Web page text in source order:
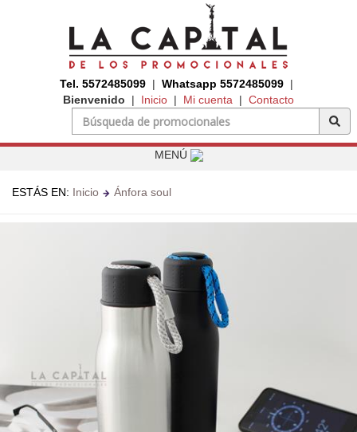
Tel. 5572485099 |Whatsapp 5572485099 |
Bienvenido | Inicio| Mi cuenta | Contacto
MENÚ
ESTÁS EN: Inicio Ánfora soul